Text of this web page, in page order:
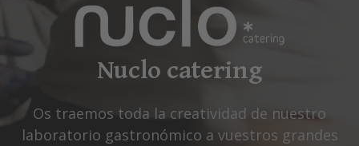
Nuclo catering
Os traemos toda la creatividad de nuestro
laboratorio gastronómico a vuestros grandes